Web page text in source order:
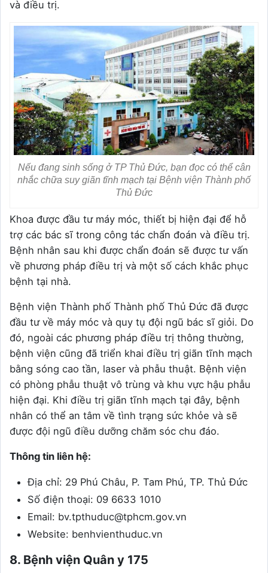
và điều trị.
Nếu đang sinh sống ở TP Thủ Đức, bạn đọc có thể cân
nhắc chữa suy giãn tĩnh mạch tại Bệnh viện Thành phố
Thủ Đức
Khoa được đầu tư máy móc, thiết bị hiện đại để hỗ
trợ các bác sĩ trong công tác chẩn đoán và điều trị.
Bệnh nhân sau khi được chẩn đoán sẽ được tư vấn
về phương pháp điều trị và một số cách khắc phục
bệnh tại nhà.
Bệnh viện Thành phố Thành phố Thủ Đức đã được
đầu tư về máy móc và quy tụ đội ngũ bác sĩ giỏi. Do
đó, ngoài các phương pháp điều trị thông thường,
bệnh viện cũng đã triển khai điều trị giãn tĩnh mạch
bằng sóng cao tần, laser và phẫu thuật. Bệnh viện
có phòng phẫu thuật vô trùng và khu vực hậu phẫu
hiện đại. Khi điều trị giãn tĩnh mạch tại đây, bệnh
nhân có thể an tâm về tình trạng sức khỏe và sẽ
được đội ngũ điều dưỡng chăm sóc chu đáo.
Thông tin liên hệ:
Địa chỉ: 29 Phú Châu, P. Tam Phú, TP. Thủ Đức
Số điện thoại: 09 6633 1010
Email: bv.tpthuduc@tphcm.gov.vn
Website: benhvienthuduc.vn
8. Bệnh viện Quân y 175